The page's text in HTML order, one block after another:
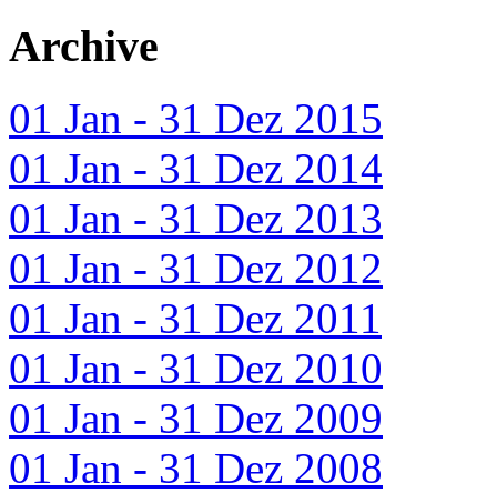
Archive
01 Jan - 31 Dez 2015
01 Jan - 31 Dez 2014
01 Jan - 31 Dez 2013
01 Jan - 31 Dez 2012
01 Jan - 31 Dez 2011
01 Jan - 31 Dez 2010
01 Jan - 31 Dez 2009
01 Jan - 31 Dez 2008